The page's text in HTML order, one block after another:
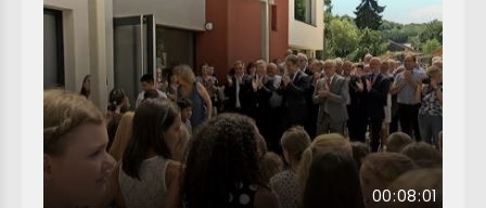
00:08:01